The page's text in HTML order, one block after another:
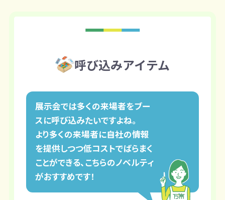
呼び込みアイテム
展示会では多くの来場者をブー
スに呼び込みたいですよね。
より多くの来場者に自社の情報
を提供しつつ低コストでばらまく
ことができる、こちらのノベルティ
がおすすめです！